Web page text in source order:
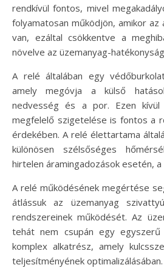
rendkívül fontos, mivel
folyamatosan működjön, amikor az
van, ezáltal csökkentve a
növelve az üzemanyag-
A relé általában egy
amely megóvja a külső
nedvesség és a por. Ezen kívül
megfelelő szigetelése is fontos a
érdekében. A relé élettartama
különösen szélsőséges
hirtelen áramingadozások esetén,
A relé működésének megértése
átlássuk az üzemanyag
rendszereinek működését. Az
tehát nem csupán egy egyszerű
komplex alkatrész, amely
teljesítményének optimalizálásában.